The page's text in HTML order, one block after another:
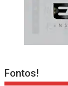
Fontos!